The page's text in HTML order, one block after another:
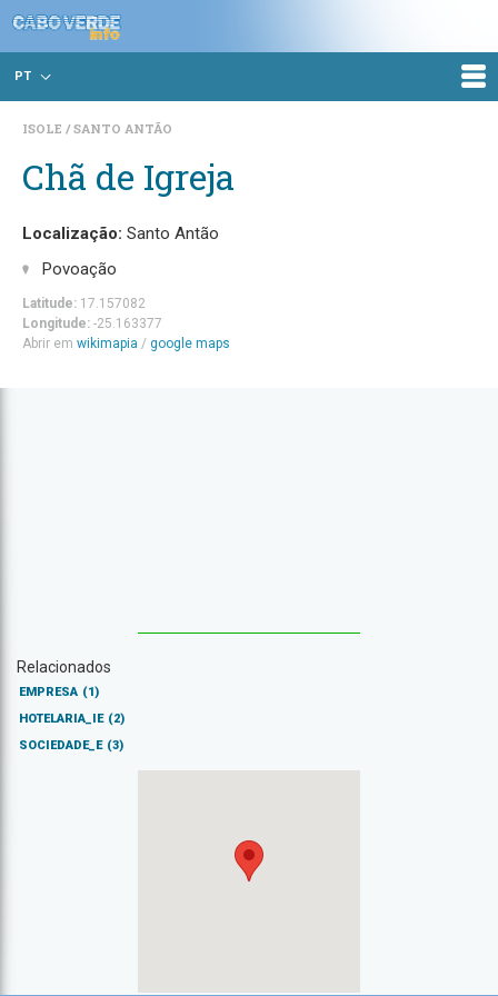
PT
ISOLE SANTO ANTÃO
Chã de Igreja
Localização: Santo Antão
Povoação
Latitude: 17.157082
Longitude: -25.163377
Abrir em wikimapia / google maps
Relacionados
EMPRESA (1)
HOTELARIA_IE (2)
SOCIEDADE_E (3)